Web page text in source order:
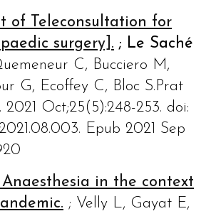
of Teleconsultation for
surgery]. ; Le Saché
C, Bucciero M,
G, Ecoffey C, Bloc S.Prat
2021 Oct;25(5):248-253. doi:
Epub 2021 Sep
Anaesthesia in the context
; Velly L, Gayat E,